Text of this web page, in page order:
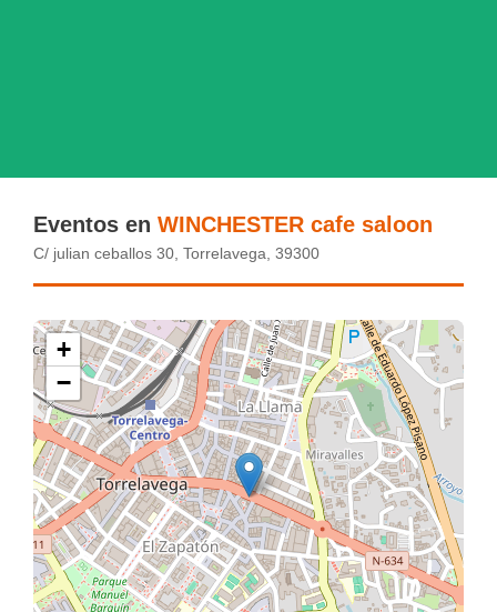
Eventos en WINCHESTER cafe saloon
C/ julian ceballos 30, Torrelavega, 39300
+
−